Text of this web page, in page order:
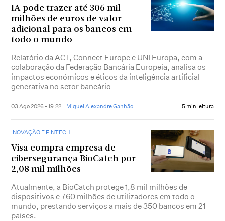
IA pode trazer até 306 mil
milhões de euros de valor
adicional para os bancos em
todo o mundo
Relatório da ACT, Connect Europe e UNI Europa, com a
colaboração da Federação Bancária Europeia, analisa os
impactos económicos e éticos da inteligência artificial
generativa no setor bancário
03 Ago 2026 - 19:22 Miguel Alexandre Ganhão 5 min leitura
INOVAÇÃO E FINTECH
Visa compra empresa de
cibersegurança BioCatch por
2,08 mil milhões
Atualmente, a BioCatch protege 1,8 mil milhões de
dispositivos e 760 milhões de utilizadores em todo o
mundo, prestando serviços a mais de 350 bancos em 21
países.